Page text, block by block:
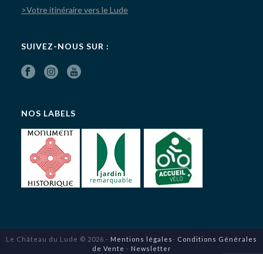
>Votre itinéraire vers le Lude
SUIVEZ-NOUS SUR :
NOS LABELS
Le Château du Lude © 2026 - Mentions légales- Conditions Générales
de Vente - Newsletter